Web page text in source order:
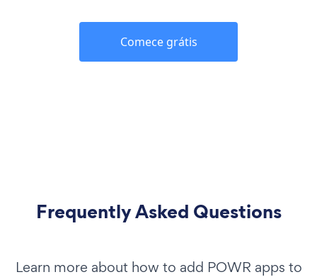
Comece grátis
Frequently Asked Questions
Learn more about how to add POWR apps to